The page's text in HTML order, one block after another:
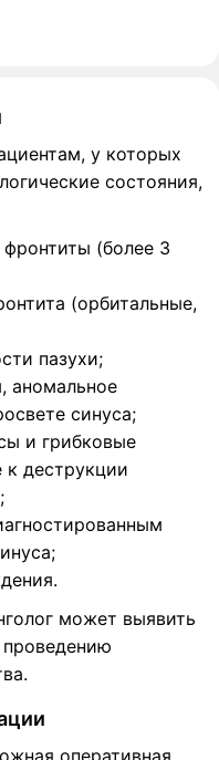
у которых
состояния,
(более 3
(орбитальные,
пазухи;
аномальное
синуса;
и грибковые
деструкции
может выявить
проведению
оперативная